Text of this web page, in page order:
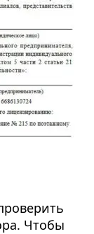
Чтобы